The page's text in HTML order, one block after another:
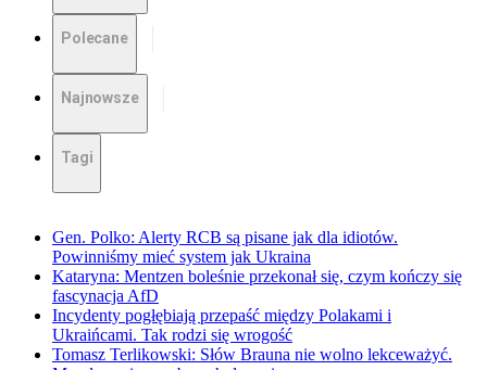
Polecane
Najnowsze
Tagi
Gen. Polko: Alerty RCB są pisane jak dla idiotów.
Powinniśmy mieć system jak Ukraina
Kataryna: Mentzen boleśnie przekonał się, czym kończy się
fascynacja AfD
Incydenty pogłębiają przepaść między Polakami i
Ukraińcami. Tak rodzi się wrogość
Tomasz Terlikowski: Słów Brauna nie wolno lekceważyć.